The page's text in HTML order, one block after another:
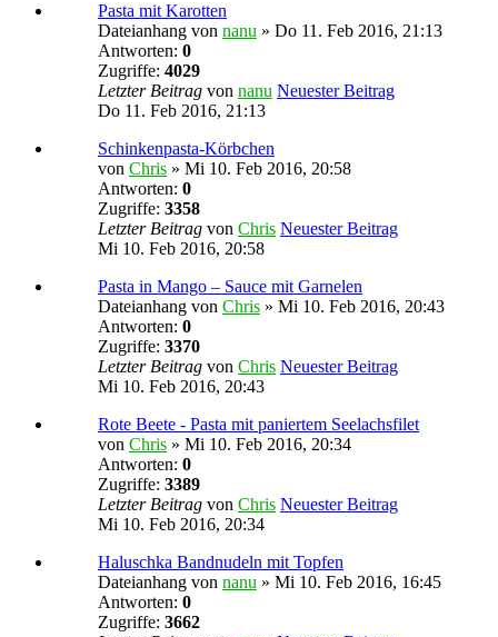
Pasta mit Karotten
Dateianhang von nanu » Do 11. Feb 2016, 21:13
Antworten: 0
Zugriffe: 4029
Letzter Beitrag von nanu Neuester Beitrag
Do 11. Feb 2016, 21:13
Schinkenpasta-Körbchen
von Chris » Mi 10. Feb 2016, 20:58
Antworten: 0
Zugriffe: 3358
Letzter Beitrag von Chris Neuester Beitrag
Mi 10. Feb 2016, 20:58
Pasta in Mango – Sauce mit Garnelen
Dateianhang von Chris » Mi 10. Feb 2016, 20:43
Antworten: 0
Zugriffe: 3370
Letzter Beitrag von Chris Neuester Beitrag
Mi 10. Feb 2016, 20:43
Rote Beete - Pasta mit paniertem Seelachsfilet
von Chris » Mi 10. Feb 2016, 20:34
Antworten: 0
Zugriffe: 3389
Letzter Beitrag von Chris Neuester Beitrag
Mi 10. Feb 2016, 20:34
Haluschka Bandnudeln mit Topfen
Dateianhang von nanu » Mi 10. Feb 2016, 16:45
Antworten: 0
Zugriffe: 3662